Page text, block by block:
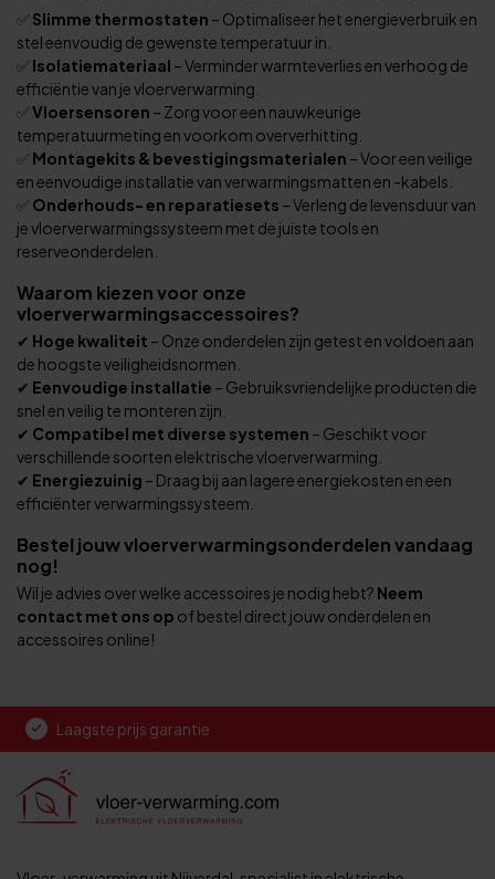
✅ Slimme thermostaten – Optimaliseer het energieverbruik en
stel eenvoudig de gewenste temperatuur in.
✅ Isolatiemateriaal – Verminder warmteverlies en verhoog de
efficiëntie van je vloerverwarming.
✅Vloersensoren – Zorg voor een nauwkeurige
temperatuurmeting en voorkom oververhitting.
✅ Montagekits & bevestigingsmaterialen – Voor een veilige
en eenvoudige installatie van verwarmingsmatten en -kabels.
✅ Onderhouds- en reparatiesets – Verleng de levensduur van
je vloerverwarmingssysteem met de juiste tools en
reserveonderdelen.
Waarom kiezen voor onze
vloerverwarmingsaccessoires?
✔ Hoge kwaliteit – Onze onderdelen zijn getest en voldoen aan
de hoogste veiligheidsnormen.
✔ Eenvoudige installatie – Gebruiksvriendelijke producten die
snel en veilig te monteren zijn.
✔ Compatibel met diverse systemen – Geschikt voor
verschillende soorten elektrische vloerverwarming.
✔ Energiezuinig – Draag bij aan lagere energiekosten en een
efficiënter verwarmingssysteem.
Bestel jouw vloerverwarmingsonderdelen vandaag
nog!
Wil je advies over welke accessoires je nodig hebt? Neem
contact met ons op of bestel direct jouw onderdelen en
accessoires online!
Laagste prijs garantie